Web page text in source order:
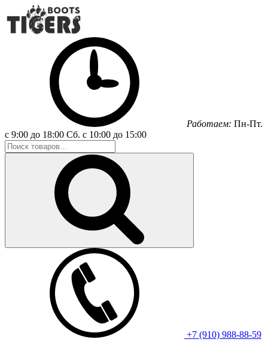
Работаем: Пн-Пт.
с 9:00 до 18:00 Сб. с 10:00 до 15:00
+7 (910) 988-88-59